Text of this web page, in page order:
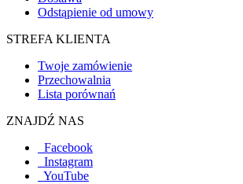
Odstąpienie od umowy
STREFA KLIENTA
Twoje zamówienie
Przechowalnia
Lista porównań
ZNAJDŹ NAS
Facebook
Instagram
YouTube